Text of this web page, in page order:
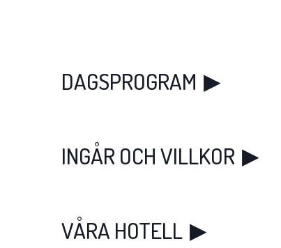
DAGSPROGRAM
INGÅR OCH VILLKOR
VÅRA HOTELL